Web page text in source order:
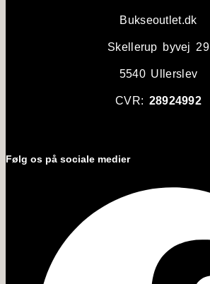
Bukseoutlet.dk
Skellerup byvej 29
5540 Ullerslev
CVR: 28924992
Følg os på sociale medier